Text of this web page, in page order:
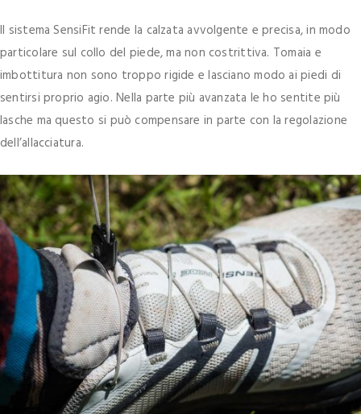
Il sistema SensiFit rende la calzata avvolgente e precisa, in modo
particolare sul collo del piede, ma non costrittiva. Tomaia e
imbottitura non sono troppo rigide e lasciano modo ai piedi di
sentirsi proprio agio. Nella parte più avanzata le ho sentite più
lasche ma questo si può compensare in parte con la regolazione
dell’allacciatura.